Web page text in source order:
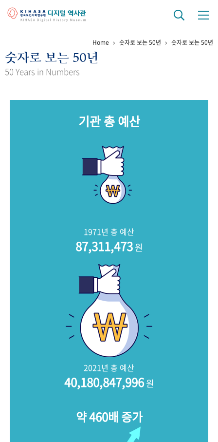
걸어온 길 기관 변천사 역대 기관장
키워드로 보는 연구 역사
문서 기록물 행정박물
Home 숫자로 보는 50년 숫자로 보는 50년
숫자로 보는 50년
50 Years in Numbers
기관 총 예산
1971년 총 예산
87,311,473원
2021년 총 예산
40,180,847,996원
약 460배 증가